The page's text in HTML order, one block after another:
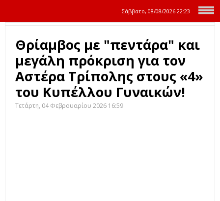
Σάββατο, 08/08/2026 22:23
Θρίαμβος με "πεντάρα" και
μεγάλη πρόκριση για τον
Αστέρα Τρίπολης στους «4»
του Κυπέλλου Γυναικών!
Τετάρτη, 04 Φεβρουαρίου 2026 16:59